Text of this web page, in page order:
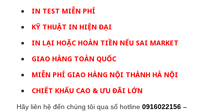
IN TEST MIỄN PHÍ
KỸ THUẬT IN HIỆN ĐẠI
IN LẠI HOẶC HOÀN TIỀN NẾU SAI MARKET
GIAO HÀNG TOÀN QUỐC
MIỄN PHÍ GIAO HÀNG NỘI THÀNH HÀ NỘI
CHIẾT KHẤU CAO & ƯU ĐÃI LỚN
Hãy liên hệ đến chúng tôi qua số hotline 0916022156 –